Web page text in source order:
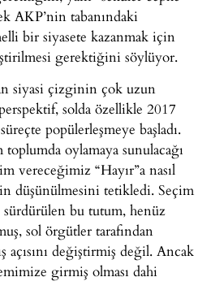
AKP’nin tabanındaki
bir siyasete kazanmak için
gerektiğini söylüyor.
siyasi çizginin çok uzun
solda özellikle 2017
popülerleşmeye başladı.
oylamaya sunulacağı
vereceğimiz “Hayır”a nasıl
düşünülmesini tetikledi. Seçim
bu tutum, henüz
sol örgütler tarafından
açısını değiştirmiş değil. Ancak
girmiş olması dahi